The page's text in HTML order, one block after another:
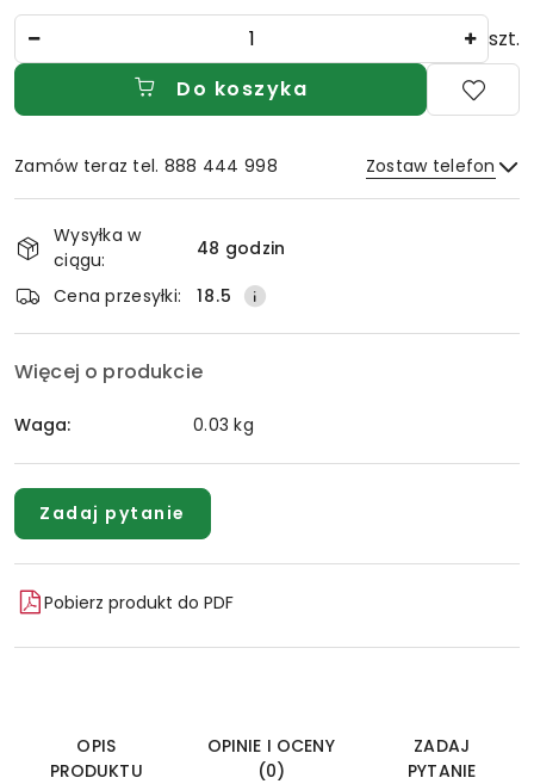
szt.
Do koszyka
Zamów teraz tel. 888 444 998 Zostaw telefon
i
dostawa
Wysyłka w
ciągu:
48 godzin
Cena przesyłki:
18.5
Więcej o produkcie
Waga: 0.03 kg
Zadaj pytanie
Pobierz produkt do PDF
OPIS
PRODUKTU
OPINIE I OCENY
(0)
ZADAJ
PYTANIE